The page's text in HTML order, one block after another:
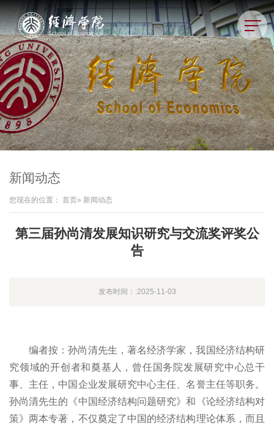
新闻动态
您现在的位置： 首页» 新闻动态
第三届孙尚清发展知识研究与交流奖评奖公
告
发布时间：:2025-11-03
编者按：孙尚清先生，著名经济学家，我国经济结构研
究领域的开创者和奠基人，曾任国务院发展研究中心总干
事、主任，中国企业发展研究中心主任、名誉主任等职务。
孙尚清先生的《中国经济结构问题研究》和《论经济结构对
策》两本专著，不仅奠定了中国的经济结构理论体系，而且